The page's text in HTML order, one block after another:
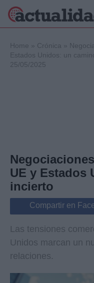
Internacional
Viajes
Home » Crónica »
Estados Unidos: un
25/05/2025
UE y Estados
incierto
Compartir en
Las tensiones
Unidos marcan un
relaciones.